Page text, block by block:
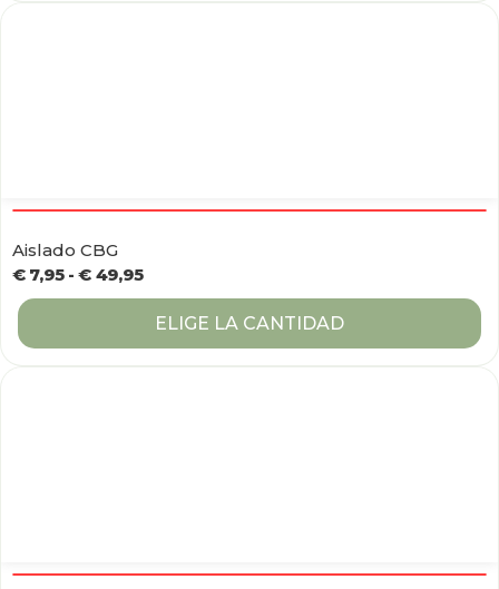
Aislado CBG
€7,95 - € 49,95
ELIGE LA CANTIDAD